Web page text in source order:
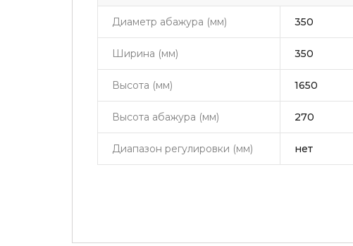
Диаметр абажура (мм) 350
Ширина (мм) 350
Высота (мм) 1650
Высота абажура (мм) 270
Диапазон регулировки (мм) нет